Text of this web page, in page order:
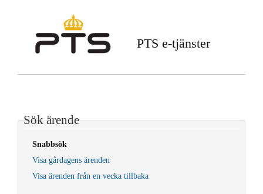
PTS e-tjänster
Sök ärende
Snabbsök
Visa gårdagens ärenden
Visa ärenden från en vecka tillbaka